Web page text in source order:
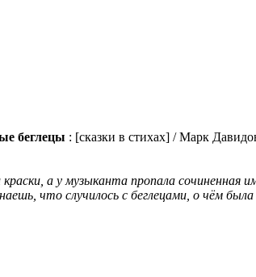
беглецы : [сказки в стихах] / Марк
а у музыканта пропала сочиненная
что случилось с беглецами, о чём